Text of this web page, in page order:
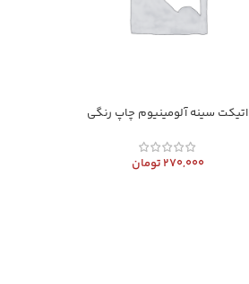
اتیکت سینه آلومینیوم چاپ رنگی
270,000تومان